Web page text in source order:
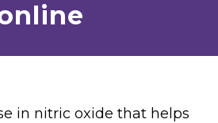
in nitric oxide that helps